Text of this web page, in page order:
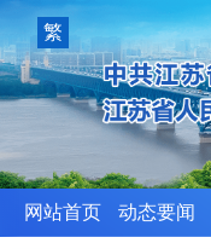
繁
體
版
网站首页 动态要闻